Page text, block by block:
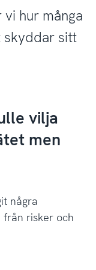
hur många
skyddar sitt
vilja
men
några
från risker och